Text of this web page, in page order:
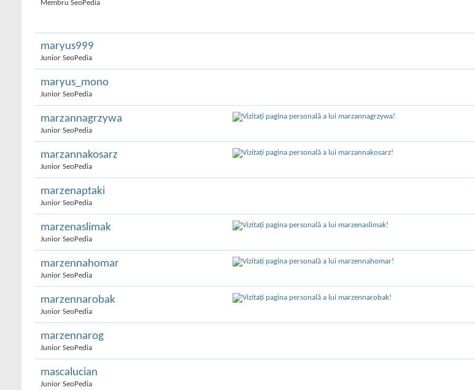
Membru SeoPedia
maryus999
Junior SeoPedia
maryus_mono
Junior SeoPedia
marzannagrzywa
Junior SeoPedia
marzannakosarz
Junior SeoPedia
marzenaptaki
Junior SeoPedia
marzenaslimak
Junior SeoPedia
marzennahomar
Junior SeoPedia
marzennarobak
Junior SeoPedia
marzennarog
Junior SeoPedia
mascalucian
Junior SeoPedia